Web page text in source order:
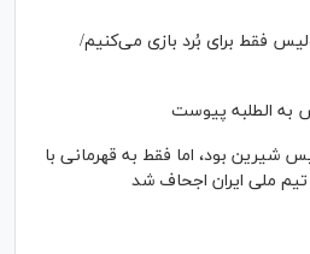
فقط برای بُرد بازی می‌کنیم/
به الطلبه پیوست
شیرین بود، اما فقط به قهرمانی با
ملی ایران اجحاف شد